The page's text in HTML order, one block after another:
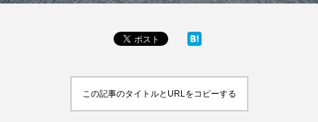
この記事のタイトルとURLをコピーする